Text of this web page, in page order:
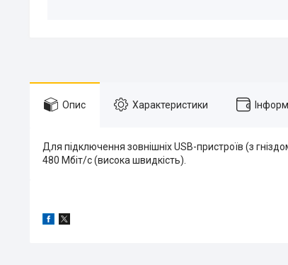
Опис Характеристики
Для підключення зовнішніх USB-пристроїв (з
480 Мбіт/с (висока швидкість).